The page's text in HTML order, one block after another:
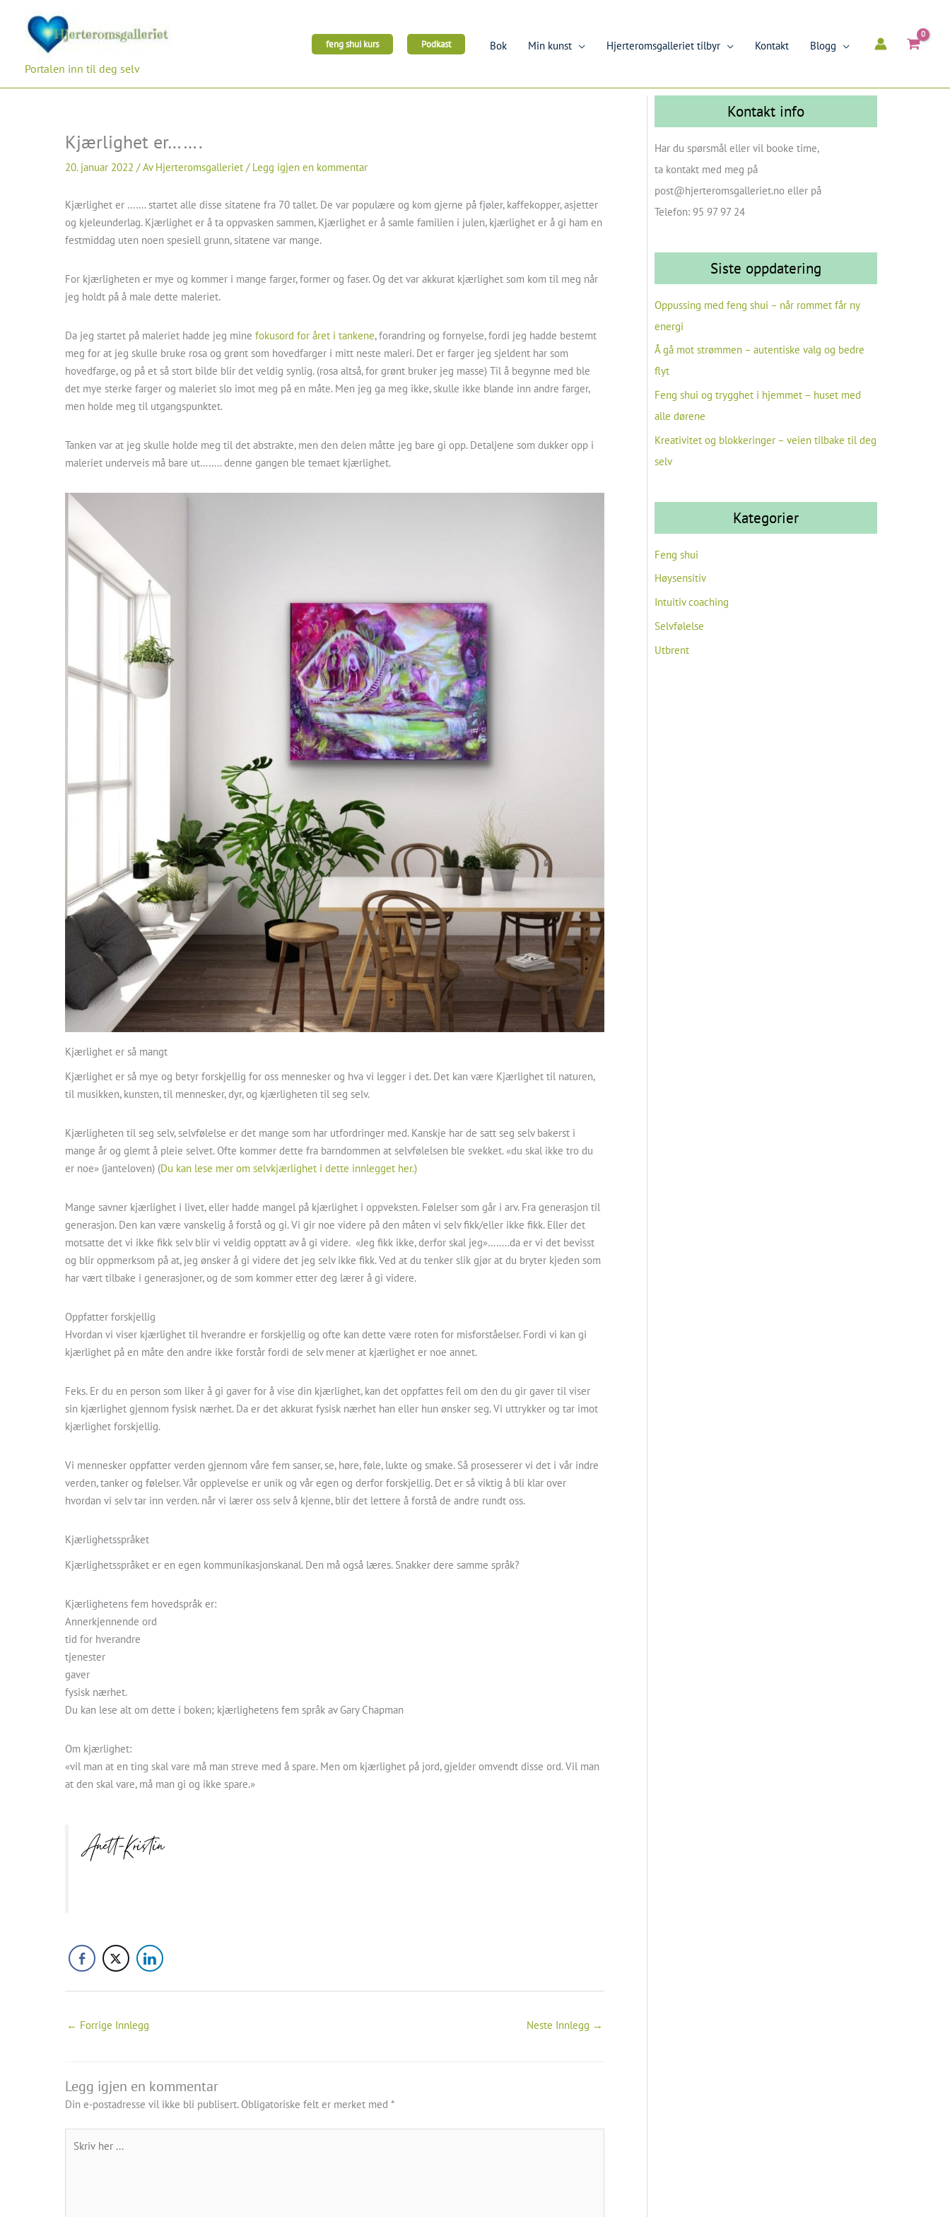
Portalen inn til deg selv
feng shui kurs Podkast Bok Min kunst Hjerteromsgalleriet tilbyr Kontakt Blogg
Kjærlighet er…….
20. januar 2022 / Av Hjerteromsgalleriet / Legg igjen en kommentar
Kjærlighet er ……. startet alle disse sitatene fra 70 tallet. De var populære og kom gjerne på fjøler, kaffekopper, asjetter
og kjeleunderlag. Kjærlighet er å ta oppvasken sammen, Kjærlighet er å samle familien i julen, kjærlighet er å gi ham en
festmiddag uten noen spesiell grunn, sitatene var mange.
For kjærligheten er mye og kommer i mange farger, former og faser. Og det var akkurat kjærlighet som kom til meg når
jeg holdt på å male dette maleriet.
Da jeg startet på maleriet hadde jeg mine fokusord for året i tankene, forandring og fornyelse, fordi jeg hadde bestemt
meg for at jeg skulle bruke rosa og grønt som hovedfarger i mitt neste maleri. Det er farger jeg sjeldent har som
hovedfarge, og på et så stort bilde blir det veldig synlig. (rosa altså, for grønt bruker jeg masse) Til å begynne med ble
det mye sterke farger og maleriet slo imot meg på en måte. Men jeg ga meg ikke, skulle ikke blande inn andre farger,
men holde meg til utgangspunktet.
Tanken var at jeg skulle holde meg til det abstrakte, men den delen måtte jeg bare gi opp. Detaljene som dukker opp i
maleriet underveis må bare ut…….. denne gangen ble temaet kjærlighet.
Kjærlighet er så mangt
Kjærlighet er så mye og betyr forskjellig for oss mennesker og hva vi legger i det. Det kan være Kjærlighet til naturen,
til musikken, kunsten, til mennesker, dyr, og kjærligheten til seg selv.
Kjærligheten til seg selv, selvfølelse er det mange som har utfordringer med. Kanskje har de satt seg selv bakerst i
mange år og glemt å pleie selvet. Ofte kommer dette fra barndommen at selvfølelsen ble svekket. «du skal ikke tro du
er noe» (janteloven) (Du kan lese mer om selvkjærlighet i dette innlegget her.)
Mange savner kjærlighet i livet, eller hadde mangel på kjærlighet i oppveksten. Følelser som går i arv. Fra generasjon til
generasjon. Den kan være vanskelig å forstå og gi. Vi gir noe videre på den måten vi selv fikk/eller ikke fikk. Eller det
motsatte det vi ikke fikk selv blir vi veldig opptatt av å gi videre. «Jeg fikk ikke, derfor skal jeg»……..da er vi det bevisst
og blir oppmerksom på at, jeg ønsker å gi videre det jeg selv ikke fikk. Ved at du tenker slik gjør at du bryter kjeden som
har vært tilbake i generasjoner, og de som kommer etter deg lærer å gi videre.
Oppfatter forskjellig
Hvordan vi viser kjærlighet til hverandre er forskjellig og ofte kan dette være roten for misforståelser. Fordi vi kan gi
kjærlighet på en måte den andre ikke forstår fordi de selv mener at kjærlighet er noe annet.
Feks. Er du en person som liker å gi gaver for å vise din kjærlighet, kan det oppfattes feil om den du gir gaver til viser
sin kjærlighet gjennom fysisk nærhet. Da er det akkurat fysisk nærhet han eller hun ønsker seg. Vi uttrykker og tar imot
kjærlighet forskjellig.
Vi mennesker oppfatter verden gjennom våre fem sanser, se, høre, føle, lukte og smake. Så prosesserer vi det i vår indre
verden, tanker og følelser. Vår opplevelse er unik og vår egen og derfor forskjellig. Det er så viktig å bli klar over
hvordan vi selv tar inn verden. når vi lærer oss selv å kjenne, blir det lettere å forstå de andre rundt oss.
Kjærlighetsspråket
Kjærlighetsspråket er en egen kommunikasjonskanal. Den må også læres. Snakker dere samme språk?
Kjærlighetens fem hovedspråk er:
Annerkjennende ord
tid for hverandre
tjenester
gaver
fysisk nærhet.
Du kan lese alt om dette i boken; kjærlighetens fem språk av Gary Chapman
Om kjærlighet:
«vil man at en ting skal vare må man streve med å spare. Men om kjærlighet på jord, gjelder omvendt disse ord. Vil man
at den skal vare, må man gi og ikke spare.»
Anett-Kristin
← Forrige Innlegg Neste Innlegg →
Legg igjen en kommentar
Din e-postadresse vil ikke bli publisert. Obligatoriske felt er merket med *
her
Kontakt info
Har du spørsmål eller vil booke time,
ta kontakt med meg på
post@hjerteromsgalleriet.no eller på
Telefon: 95 97 97 24
Siste oppdatering
Oppussing med feng shui – når rommet får ny
energi
Å gå mot strømmen – autentiske valg og bedre
flyt
Feng shui og trygghet i hjemmet – huset med
alle dørene
Kreativitet og blokkeringer – veien tilbake til deg
selv
Kategorier
Feng shui
Høysensitiv
Intuitiv coaching
Selvfølelse
Utbrent